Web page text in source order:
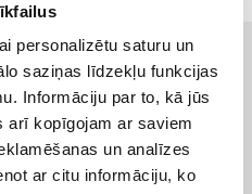
personalizētu saturu un
saziņas līdzekļu funkcijas
Informāciju par to, kā jūs
arī kopīgojam ar saviem
un analīzes
ar citu informāciju, ko
Bosch
Nav